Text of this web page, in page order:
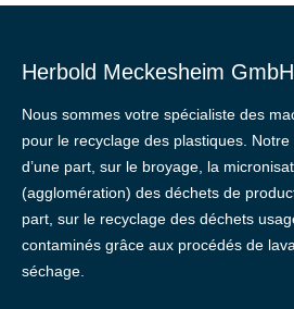
Herbold Meckesheim GmbH
Nous sommes votre spécialiste des
pour le recyclage des plastiques. Notre
d’une part, sur le broyage, la
(agglomération) des déchets de
part, sur le recyclage des déchets
contaminés grâce aux procédés de
séchage.